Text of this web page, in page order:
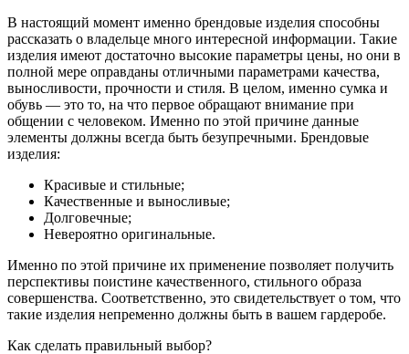
В настоящий момент именно брендовые изделия способны
рассказать о владельце много интересной информации. Такие
изделия имеют достаточно высокие параметры цены, но они в
полной мере оправданы отличными параметрами качества,
выносливости, прочности и стиля. В целом, именно сумка и
обувь — это то, на что первое обращают внимание при
общении с человеком. Именно по этой причине данные
элементы должны всегда быть безупречными. Брендовые
изделия:
Красивые и стильные;
Качественные и выносливые;
Долговечные;
Невероятно оригинальные.
Именно по этой причине их применение позволяет получить
перспективы поистине качественного, стильного образа
совершенства. Соответственно, это свидетельствует о том, что
такие изделия непременно должны быть в вашем гардеробе.
Как сделать правильный выбор?